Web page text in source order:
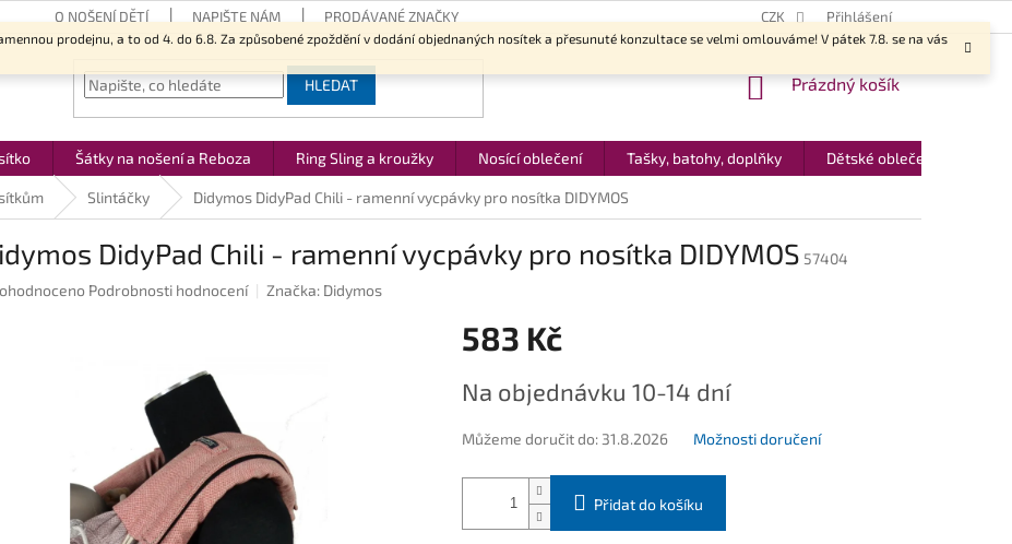
prodejnu, a to od 4. do 6.8. Za způsobené zpoždění v dodání objednaných nosítek a přesunuté konzultace se velmi omlouváme! V pátek 7.8. se na vás
O NOŠENÍ DĚTÍ NAPIŠTE NÁM PRODÁVANÉ ZNAČKY CZK Přihlášení
HLEDAT
NÁKUPNÍ
Prázdný košík
Šátky na nošení a Reboza Ring Sling a kroužky Nosící oblečení Tašky, batohy, doplňky Dětské oblečení
Slintáčky Didymos DidyPad Chili - ramenní vycpávky pro nosítka DIDYMOS
DidyPad Chili - ramenní vycpávky pro nosítka DIDYMOS 57404
Podrobnosti hodnocení Značka: Didymos
583 Kč
cena:
Na objednávku 10-14 dní
Můžeme doručit do: 31.8.2026 Možnosti doručení
Přidat do košíku